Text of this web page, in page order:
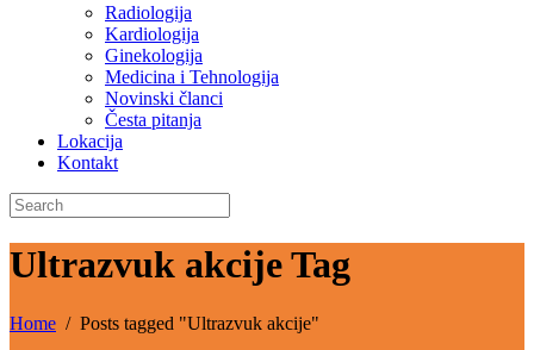
Radiologija
Kardiologija
Ginekologija
Medicina i Tehnologija
Novinski članci
Česta pitanja
Lokacija
Kontakt
Ultrazvuk akcije Tag
Home / Posts tagged "Ultrazvuk akcije"